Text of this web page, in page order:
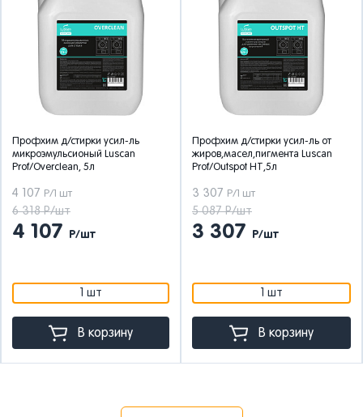
Профхим д/стирки усил-ль
микроэмульсионый Luscan
Prof/Overclean, 5л
4 107 Р/1 шт
6 318 Р/шт
4 107 Р/шт
1 шт
В корзину
Профхим д/стирки усил-ль от
жиров,масел,пигмента Luscan
Prof/Outspot НТ,5л
3 307 Р/1 шт
5 087 Р/шт
3 307 Р/шт
1 шт
В корзину